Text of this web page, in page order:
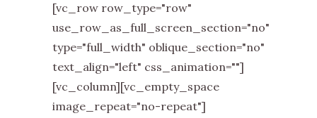
[vc_row row_type="row"
use_row_as_full_screen_section="no"
type="full_width" oblique_section="no"
text_align="left" css_animation=""]
[vc_column][vc_empty_space
image_repeat="no-repeat"]